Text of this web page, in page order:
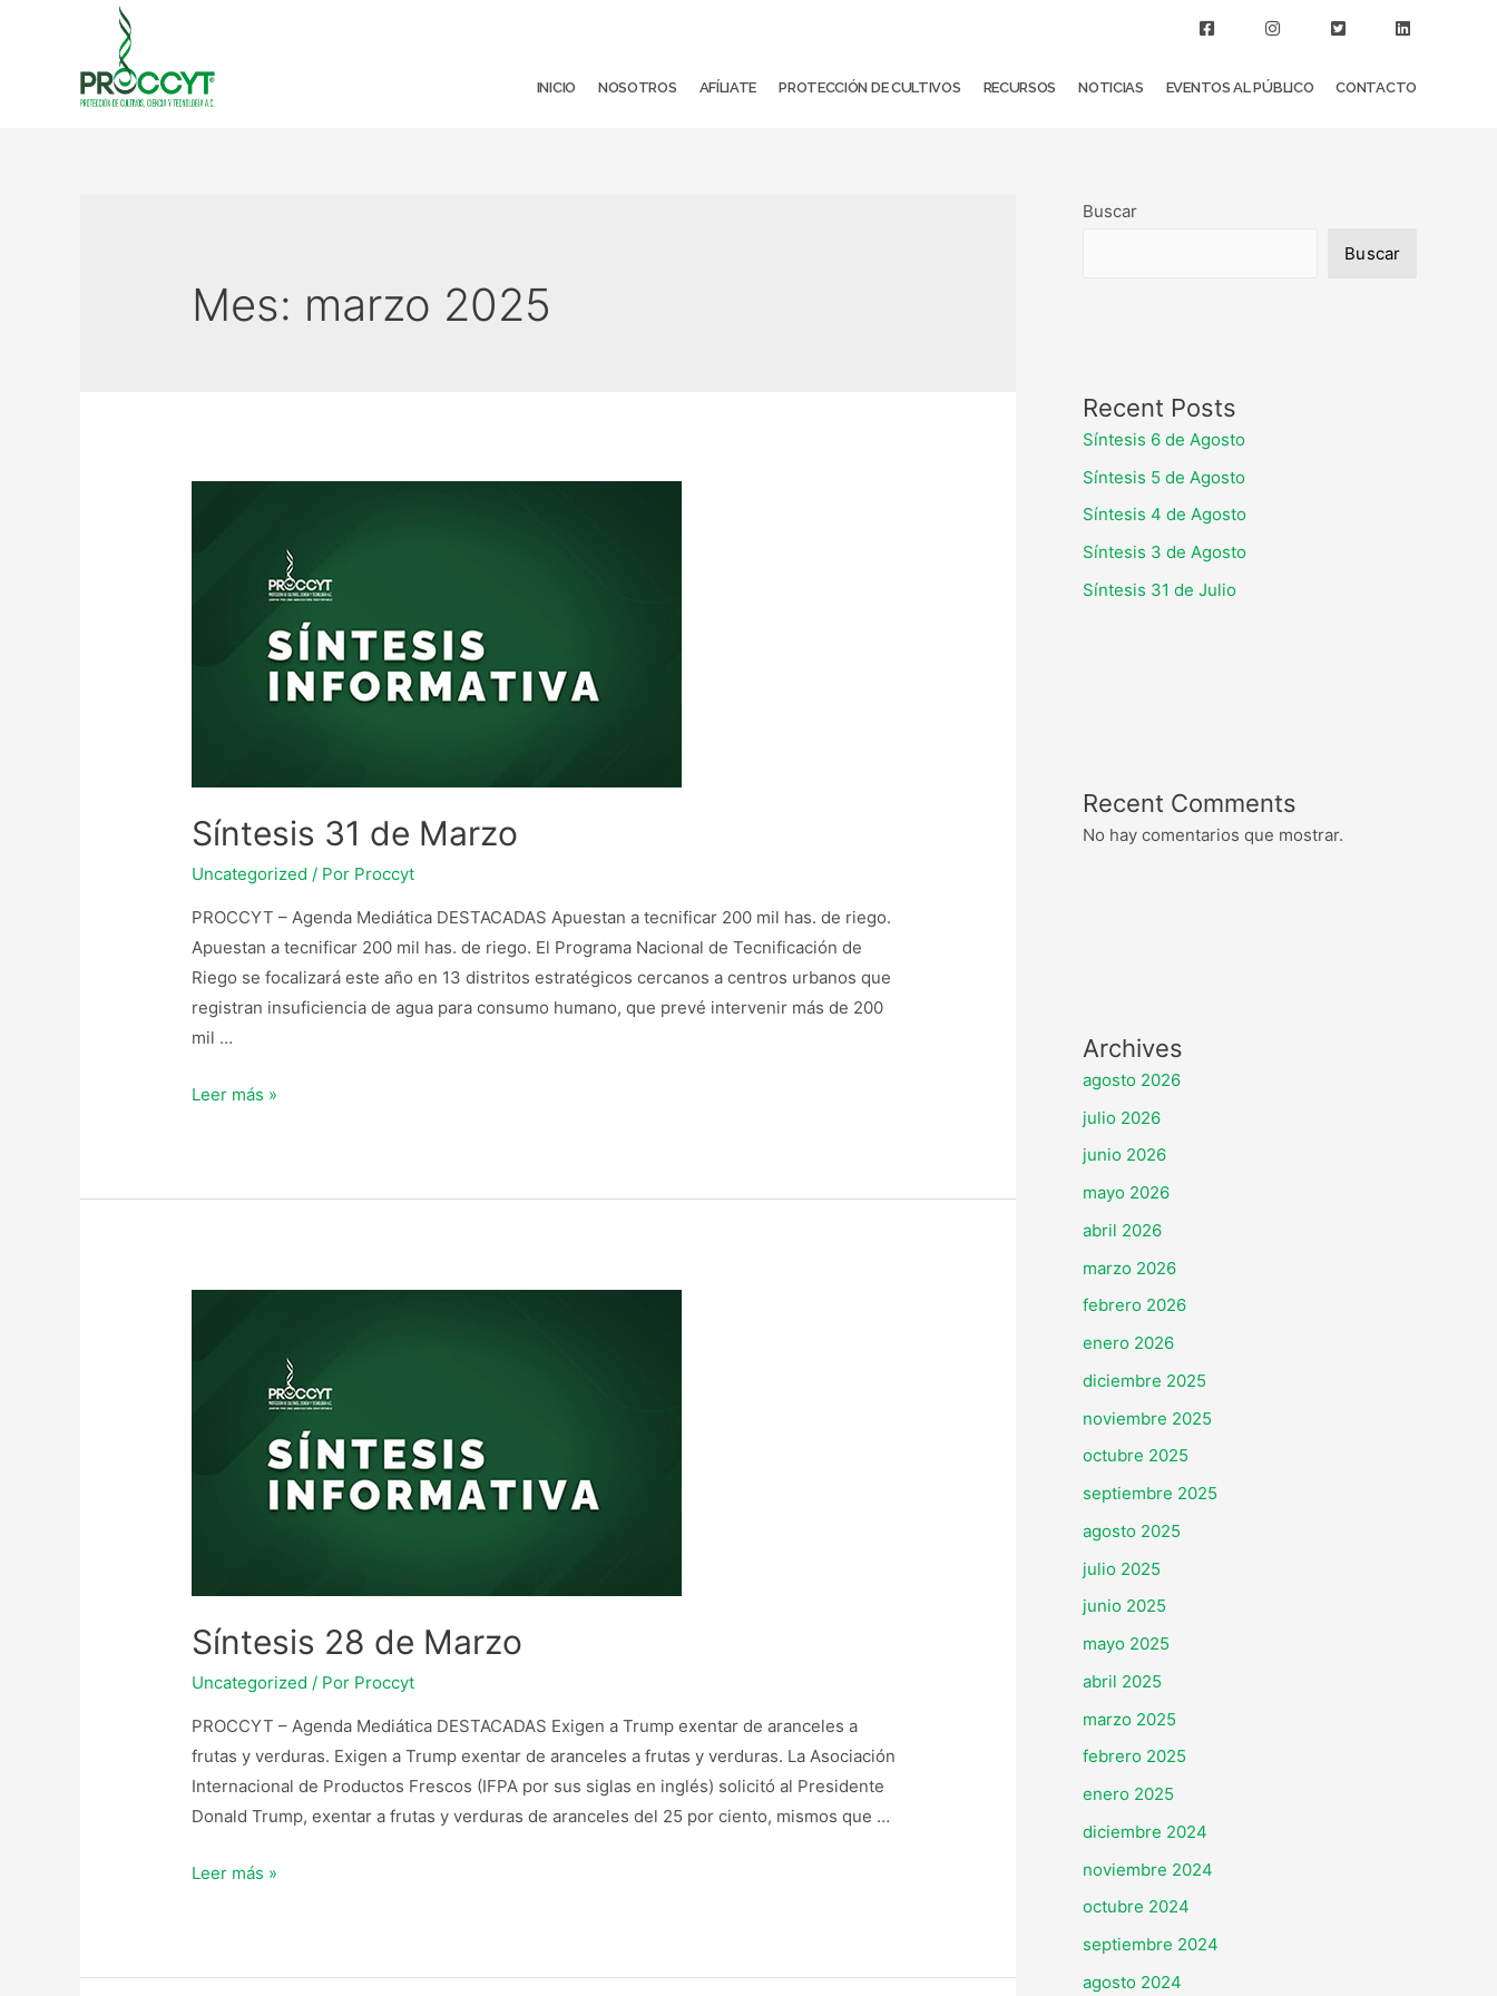
INICIO NOSOTROS AFÍLIATE PROTECCIÓN DE CULTIVOS RECURSOS NOTICIAS EVENTOS AL PÚBLICO CONTACTO
Mes: marzo 2025
Síntesis 31 de Marzo
Uncategorized / Por Proccyt
PROCCYT – Agenda Mediática DESTACADAS Apuestan a tecnificar 200 mil has. de riego.
Apuestan a tecnificar 200 mil has. de riego. El Programa Nacional de Tecnificación de
Riego se focalizará este año en 13 distritos estratégicos cercanos a centros urbanos que
registran insuficiencia de agua para consumo humano, que prevé intervenir más de 200
mil …
Leer más »
Síntesis 28 de Marzo
Uncategorized / Por Proccyt
PROCCYT – Agenda Mediática DESTACADAS Exigen a Trump exentar de aranceles a
frutas y verduras. Exigen a Trump exentar de aranceles a frutas y verduras. La Asociación
Internacional de Productos Frescos (IFPA por sus siglas en inglés) solicitó al Presidente
Donald Trump, exentar a frutas y verduras de aranceles del 25 por ciento, mismos que …
Leer más »
Buscar
Buscar
Recent Posts
Síntesis 6 de Agosto
Síntesis 5 de Agosto
Síntesis 4 de Agosto
Síntesis 3 de Agosto
Síntesis 31 de Julio
Recent Comments
No hay comentarios que mostrar.
Archives
agosto 2026
julio 2026
junio 2026
mayo 2026
abril 2026
marzo 2026
febrero 2026
enero 2026
diciembre 2025
noviembre 2025
octubre 2025
septiembre 2025
agosto 2025
julio 2025
junio 2025
mayo 2025
abril 2025
marzo 2025
febrero 2025
enero 2025
diciembre 2024
noviembre 2024
octubre 2024
septiembre 2024
agosto 2024